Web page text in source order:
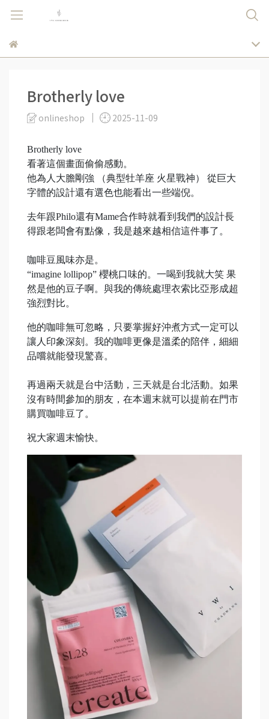
Brotherly love
onlineshop 2025-11-09
Brotherly love
看著這個畫面偷偷感動。
他為人大膽剛強 （典型牡羊座 火星戰神） 從巨大
字體的設計還有選色也能看出一些端倪。
去年跟Philo還有Mame合作時就看到我們的設計長
得跟老闆會有點像，我是越來越相信這件事了。
咖啡豆風味亦是。
“imagine lollipop” 櫻桃口味的。一喝到我就大笑 果
然是他的豆子啊。與我的傳統處理衣索比亞形成超
強烈對比。
他的咖啡無可忽略，只要掌握好沖煮方式一定可以
讓人印象深刻。我的咖啡更像是溫柔的陪伴，細細
品嚐就能發現驚喜。
再過兩天就是台中活動，三天就是台北活動。如果
沒有時間參加的朋友，在本週末就可以提前在門市
購買咖啡豆了。
祝大家週末愉快。